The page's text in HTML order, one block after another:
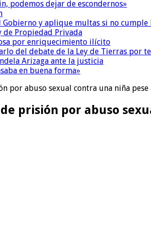
podemos dejar de escondernos»
y aplique multas si no cumple
de Propiedad Privada
por enriquecimiento ilícito
del debate de la Ley de Tierras por
Arizaga ante la justicia
en buena forma»
por abuso sexual contra una niña
prisión por abuso